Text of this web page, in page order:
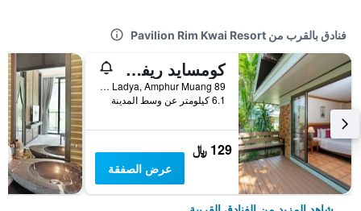
فنادق بالقرب من Pavilion Rim Kwai Resort
كومسايد ريفر كواي ريزورت
89 Moo 5, Ladya, Amphur Muang, كانشانابوري, تايلاند
6.1 كيلومتر عن وسط المدينة
129 ﷼
عرض الصفقة